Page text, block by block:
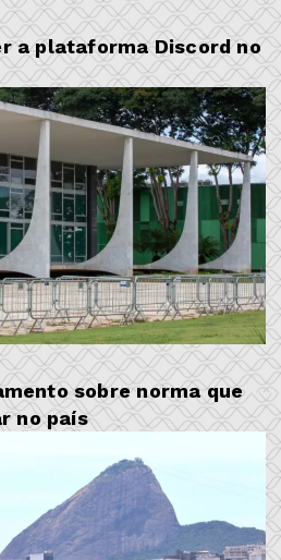
a plataforma Discord no
sobre norma que
no país